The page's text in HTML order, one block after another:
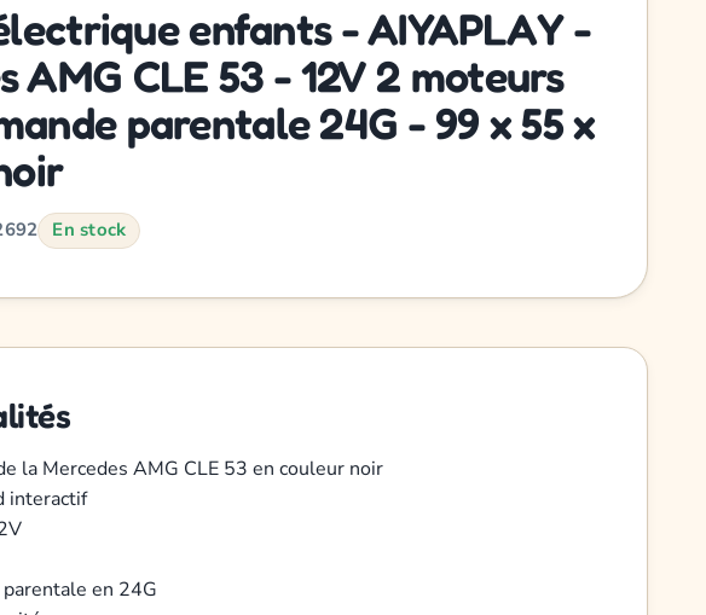
enfants - AIYAPLAY -
AMG CLE 53 - 12V 2 moteurs
parentale 24G - 99 x 55 x
En stock
la Mercedes AMG CLE 53 en couleur noir
interactif
en 24G